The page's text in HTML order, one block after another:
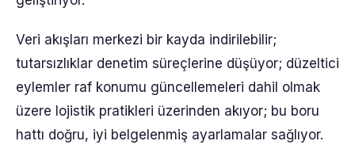
Veri akışları merkezi bir kayda indirilebilir;
tutarsızlıklar denetim süreçlerine düşüyor; düzeltici
eylemler raf konumu güncellemeleri dahil olmak
üzere lojistik pratikleri üzerinden akıyor; bu boru
hattı doğru, iyi belgelenmiş ayarlamalar sağlıyor.